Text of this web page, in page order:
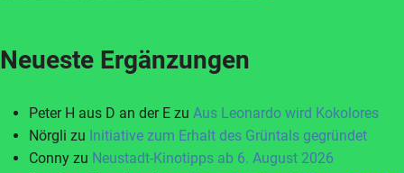
Neueste Ergänzungen
Peter H aus D an der E zu Aus Leonardo wird Kokolores
Nörgli zu Initiative zum Erhalt des Grüntals gegründet
Conny zu Neustadt-Kinotipps ab 6. August 2026